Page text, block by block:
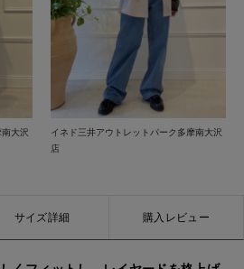
大沢
イネド三井アウトレットパーク多摩南大沢
店
サイズ詳細 購入レビュー